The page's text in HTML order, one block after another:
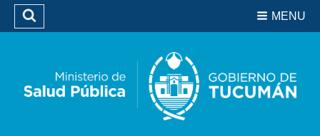
Biblioteca
MENU
Buscar